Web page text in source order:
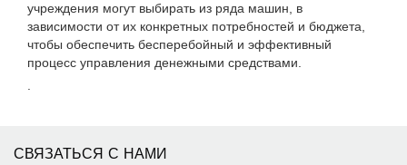
учреждения могут выбирать из ряда машин, в
зависимости от их конкретных потребностей и бюджета,
чтобы обеспечить бесперебойный и эффективный
процесс управления денежными средствами.
СВЯЗАТЬСЯ С НАМИ